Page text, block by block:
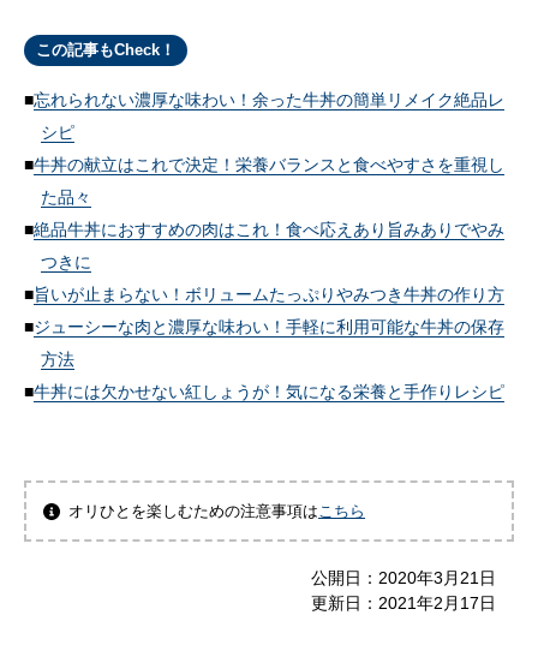
この記事もCheck！
忘れられない濃厚な味わい！余った牛丼の簡単リメイク絶品レ
シピ
牛丼の献立はこれで決定！栄養バランスと食べやすさを重視し
た品々
絶品牛丼におすすめの肉はこれ！食べ応えあり旨みありでやみ
つきに
旨いが止まらない！ボリュームたっぷりやみつき牛丼の作り方
ジューシーな肉と濃厚な味わい！手軽に利用可能な牛丼の保存
方法
牛丼には欠かせない紅しょうが！気になる栄養と手作りレシピ
オリひとを楽しむための注意事項はこちら
公開日： 2020年3月21日
更新日： 2021年2月17日